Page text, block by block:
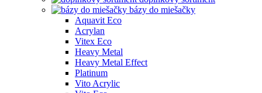
bázy do miešačky
Aquavit Eco
Acrylan
Vitex Eco
Heavy Metal
Heavy Metal Effect
Platinum
Vito Acrylic